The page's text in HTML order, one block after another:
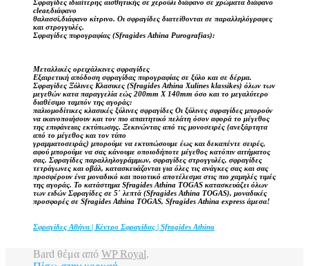
Σφραγίδες ιδιαίτερης αισθητικής σε χερούλι διάφανο σε χρώματα διάφανο
clear,διάφανο
θαλασσί,διάφανο κίτρινο. Οι σφραγίδες διατείθονται σε παραλληλόγραφες
και στρογγυλές.
Σφραγίδες πυρογραφίας (Sfragides Athina Purografias):
Μεταλλικές ορειχάλκινες σφραγίδες
Εξαιρετική απόδοση σφραγίδας πυρογραφίας σε ξύλο και σε δέρμα.
Σφραγίδες Ξύλινες Κλασικες (Sfragides Athina Xulines klassikes) όλων των
μεγεθών κατα παραγγελία εώς 200mm X 140mm όσο και το μεγαλύτερο
διαθέσιμο ταμπόν της αγοράς:
παλιομοδίτικες κλασικές ξύλινες σφραγίδες Οι ξύλινες σφραγίδες μπορούν
να ικανοποιήσουν και τον πιο απαιτητικό πελάτη όσον αφορά το μέγεθος
της επιφάνειας εκτύπωσης. Ξεκινώντας από τις μονοσειρές (ανεξάρτητα
από το μέγεθος και τον τύπο
γραμματοσειράς) μπορούμε να εκτυπώσουμε έως και δεκαπέντε σειρές,
αφού μπορούμε να σας κάνουμε οποιοδήποτε μέγεθος κατόπιν αιτήματος
σας. Σφραγίδες παραλληλογράμμων, σφραγίδες στρογγυλές, σφραγίδες
τετράγωνες και οβάλ, κατασκευάζονται για όλες τις ανάγκες σας και σας
προσφέρουν ένα μοναδικό και ποιοτικό αποτέλεσμα στις πιο χαμηλές τιμές
της αγοράς. Το κατάστημα Sfragides Athina TOGAS κατασκευάζει όλων
των ειδών Σφραγίδες σε 5΄ λεπτά (Sfragides Athina TOGAS), μοναδικές
προσφορές σε Sfragides Athina TOGAS, Sfragides Athina express άμεσα!
Σφραγίδες Αθήνα | Κέντρο Σφραγίδας | Sfragides Athina
Bard θέμα από WP Royal.